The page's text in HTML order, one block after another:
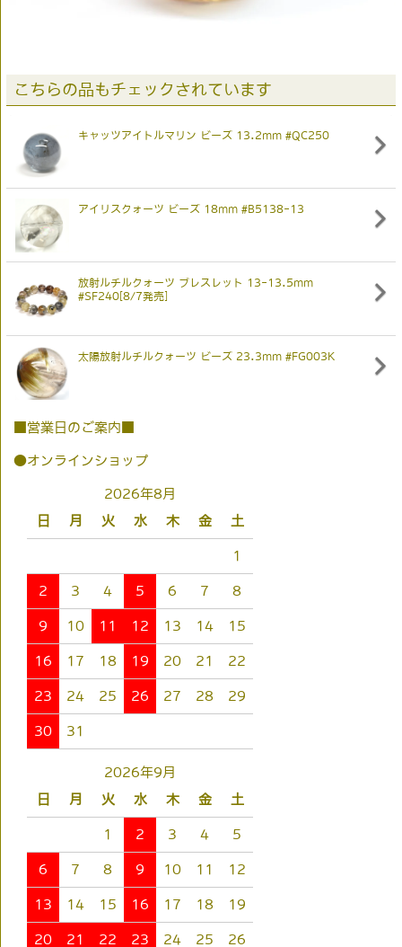
こちらの品もチェックされています
キャッツアイトルマリン ビーズ 13.2mm #QC250
アイリスクォーツ ビーズ 18mm #B5138-13
放射ルチルクォーツ ブレスレット 13-13.5mm
#SF240[8/7発売]
太陽放射ルチルクォーツ ビーズ 23.3mm #FG003K
■営業日のご案内■
●オンラインショップ
2026年8月
日
月 火 水 木 金 土
1
2 3 4 5 6 7 8
9 10 11 12 13 14 15
16 17 18 19 20 21 22
23 24 25 26 27 28 29
30 31
2026年9月
日
月 火 水 木 金 土
1 2 3 4 5
6 7 8 9 10 11 12
13 14 15 16 17 18 19
20 21 22 23 24 25 26